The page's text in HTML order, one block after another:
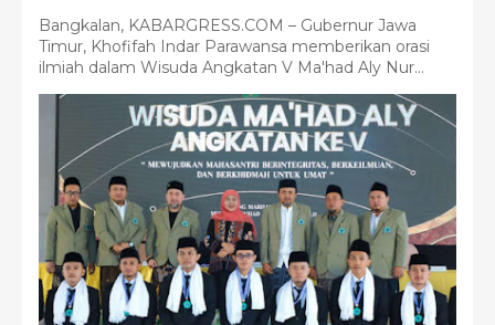
Bangkalan, KABARGRESS.COM – Gubernur Jawa
Timur, Khofifah Indar Parawansa memberikan orasi
ilmiah dalam Wisuda Angkatan V Ma'had Aly Nur...